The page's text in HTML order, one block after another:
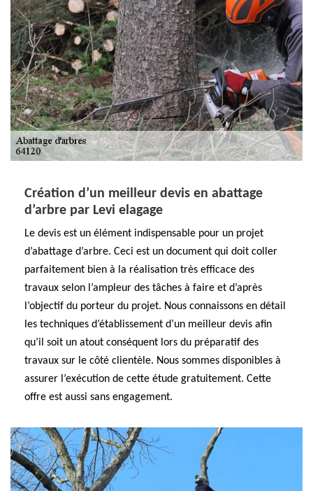
Création d’un meilleur devis en abattage
d’arbre par Levi elagage
Le devis est un élément indispensable pour un projet
d’abattage d’arbre. Ceci est un document qui doit coller
parfaitement bien à la réalisation très efficace des
travaux selon l’ampleur des tâches à faire et d’après
l’objectif du porteur du projet. Nous connaissons en détail
les techniques d’établissement d’un meilleur devis afin
qu’il soit un atout conséquent lors du préparatif des
travaux sur le côté clientèle. Nous sommes disponibles à
assurer l’exécution de cette étude gratuitement. Cette
offre est aussi sans engagement.